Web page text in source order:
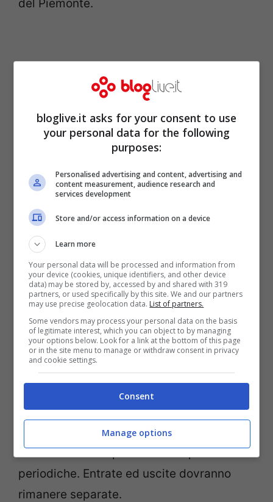
del Piemonte.
Regione Veneto, Luca Zaia, il quale ha
autorizzato la cancellazione dei limiti di
capienza sui mezzi di trasporto, sempre
con obbligo di mascherina.
Emilia Romagnai posti a sedere
potranno essere tutti occupati, lo
stabilisce l’ordinanza a firma del
Presidente della Regione, Stefano
, che ha specificato la necessità
di utilizzare mascherina, gel igienizzanti o
guanti. Occorrerà garantire un adeguato
ricambio d’aria e provvedere a pulizie
periodiche. Entrate ed uscite dovranno
rimanere separate.
bloglive.it asks for your consent to use
your personal data for the following
purposes:
Personalised advertising and content, advertising and
content measurement, audience research and
services development
Store and/or access information on a device
Learn more
Your personal data will be processed and information from
your device (cookies, unique identifiers, and other device
data) may be stored by, accessed by and shared with 319
partners, or used specifically by this site. We and our partners
may use precise geolocation data. List of partners.
Some vendors may process your personal data on the basis
of legitimate interest, which you can object to by managing
your options below. Look for a link at the bottom of this page
or in the site menu to manage or withdraw consent in privacy
and cookie settings.
Consent
Manage options